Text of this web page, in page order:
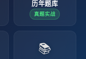
历年题库
真题实战
📚